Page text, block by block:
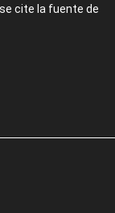
cite la fuente de